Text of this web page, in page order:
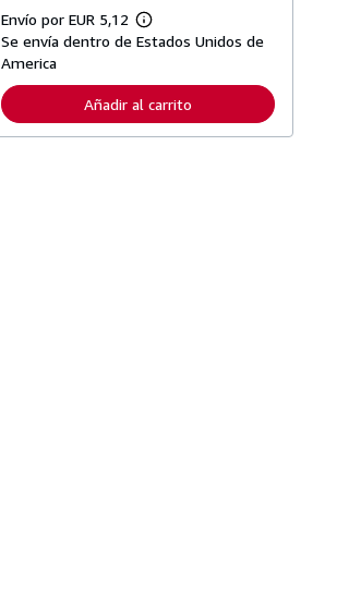
Envío por EUR 5,12
M
á
f
o
r
Se envía dentro de Estados Unidos de
America
Añadir al carrito